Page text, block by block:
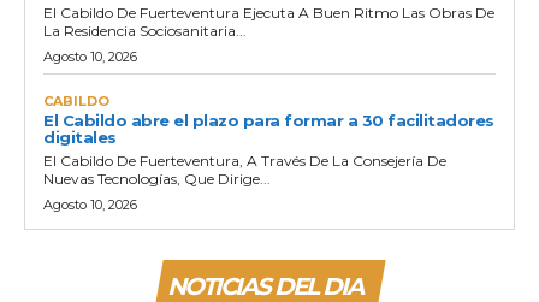
El Cabildo De Fuerteventura Ejecuta A Buen Ritmo Las Obras De
La Residencia Sociosanitaria...
Agosto 10, 2026
CABILDO
El Cabildo abre el plazo para formar a 30 facilitadores
digitales
El Cabildo De Fuerteventura, A Través De La Consejería De
Nuevas Tecnologías, Que Dirige...
Agosto 10, 2026
NOTICIAS DEL DIA